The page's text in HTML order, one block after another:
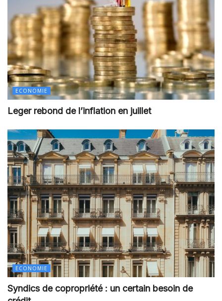
ECONOMIE
Leger rebond de l’inflation en juillet
ECONOMIE
Syndics de copropriété : un certain besoin de